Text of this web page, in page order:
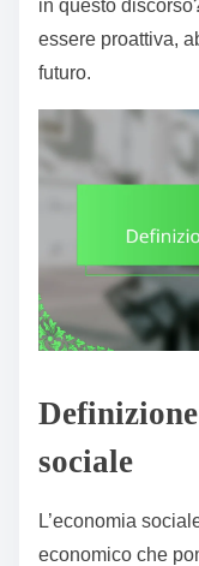
in questo
essere proattiva,
futuro.
sociale
L’economia
economico che